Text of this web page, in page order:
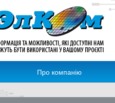
Про компанію